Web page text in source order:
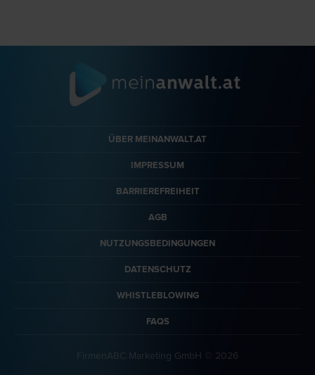
ÜBER MEINANWALT.AT
IMPRESSUM
BARRIEREFREIHEIT
AGB
NUTZUNGSBEDINGUNGEN
DATENSCHUTZ
WHISTLEBLOWING
FAQS
FirmenABC Marketing GmbH © 2026